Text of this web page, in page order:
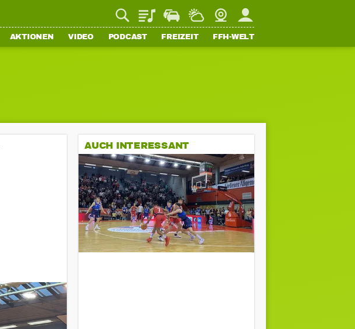
PlaylistStaupilotWetterWebcamMein FFH
AKTIONEN VIDEO PODCAST FREIZEIT FFH-WELT
AUCH INTERESSANT